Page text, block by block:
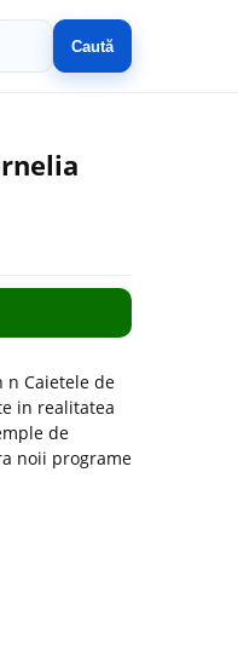
Caută
n Caietele de
in realitatea
de
noii programe